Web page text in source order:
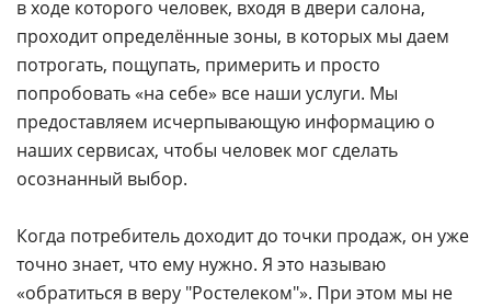
в ходе которого человек, входя в двери салона,
проходит определённые зоны, в которых мы даем
потрогать, пощупать, примерить и просто
попробовать «на себе» все наши услуги. Мы
предоставляем исчерпывающую информацию о
наших сервисах, чтобы человек мог сделать
осознанный выбор.
Когда потребитель доходит до точки продаж, он уже
точно знает, что ему нужно. Я это называю
«обратиться в веру "Ростелеком"». При этом мы не